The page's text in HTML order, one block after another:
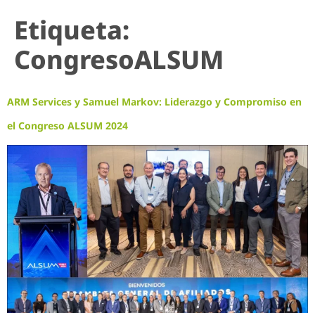
Etiqueta:
CongresoALSUM
ARM Services y Samuel Markov: Liderazgo y Compromiso en
el Congreso ALSUM 2024